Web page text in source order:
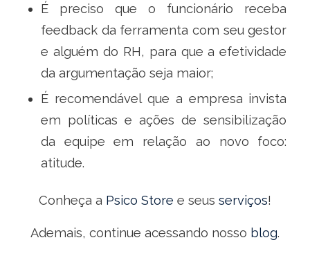
É preciso que o funcionário receba
feedback da ferramenta com seu gestor
e alguém do RH, para que a efetividade
da argumentação seja maior;
É recomendável que a empresa invista
em políticas e ações de sensibilização
da equipe em relação ao novo foco:
atitude.
Conheça a Psico Store e seus serviços!
Ademais, continue acessando nosso blog.